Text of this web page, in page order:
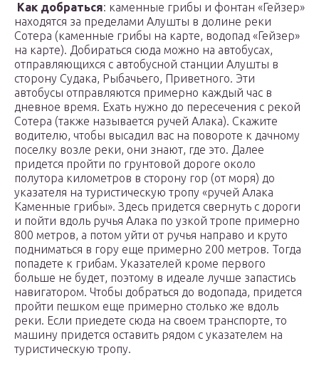
Как добраться: каменные грибы и фонтан «Гейзер»
находятся за пределами Алушты в долине реки
Сотера (каменные грибы на карте, водопад «Гейзер»
на карте). Добираться сюда можно на автобусах,
отправляющихся с автобусной станции Алушты в
сторону Судака, Рыбачьего, Приветного. Эти
автобусы отправляются примерно каждый час в
дневное время. Ехать нужно до пересечения с рекой
Сотера (также называется ручей Алака). Скажите
водителю, чтобы высадил вас на повороте к дачному
поселку возле реки, они знают, где это. Далее
придется пройти по грунтовой дороге около
полутора километров в сторону гор (от моря) до
указателя на туристическую тропу «ручей Алака
Каменные грибы». Здесь придется свернуть с дороги
и пойти вдоль ручья Алака по узкой тропе примерно
800 метров, а потом уйти от ручья направо и круто
подниматься в гору еще примерно 200 метров. Тогда
попадете к грибам. Указателей кроме первого
больше не будет, поэтому в идеале лучше запастись
навигатором. Чтобы добраться до водопада, придется
пройти пешком еще примерно столько же вдоль
реки. Если приедете сюда на своем транспорте, то
машину придется оставить рядом с указателем на
туристическую тропу.